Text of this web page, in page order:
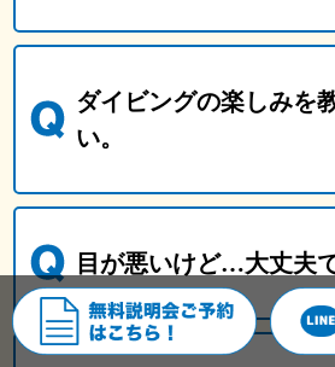
ダイビングの楽しみを
い。
目が悪いけど…大丈夫